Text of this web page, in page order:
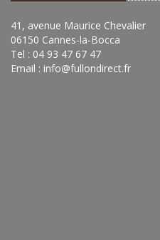
41, avenue Maurice Chevalier
06150 Cannes-la-Bocca
Tel : 04 93 47 67 47
Email : info@fullondirect.fr